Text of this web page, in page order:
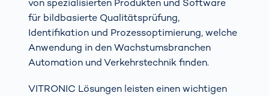
von spezialisierten Produkten und Software
für bildbasierte Qualitätsprüfung,
Identifikation und Prozessoptimierung, welche
Anwendung in den Wachstumsbranchen
Automation und Verkehrstechnik finden.
VITRONIC Lösungen leisten einen wichtigen